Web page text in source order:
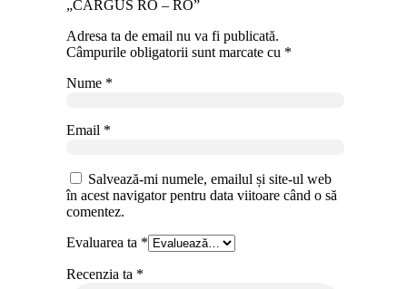
„CARGUS RO – RO”
Adresa ta de email nu va fi publicată.
Câmpurile obligatorii sunt marcate cu *
Nume *
Email *
Salvează-mi numele, emailul și site-ul web
în acest navigator pentru data viitoare când o să
comentez.
Evaluarea ta *
Recenzia ta *